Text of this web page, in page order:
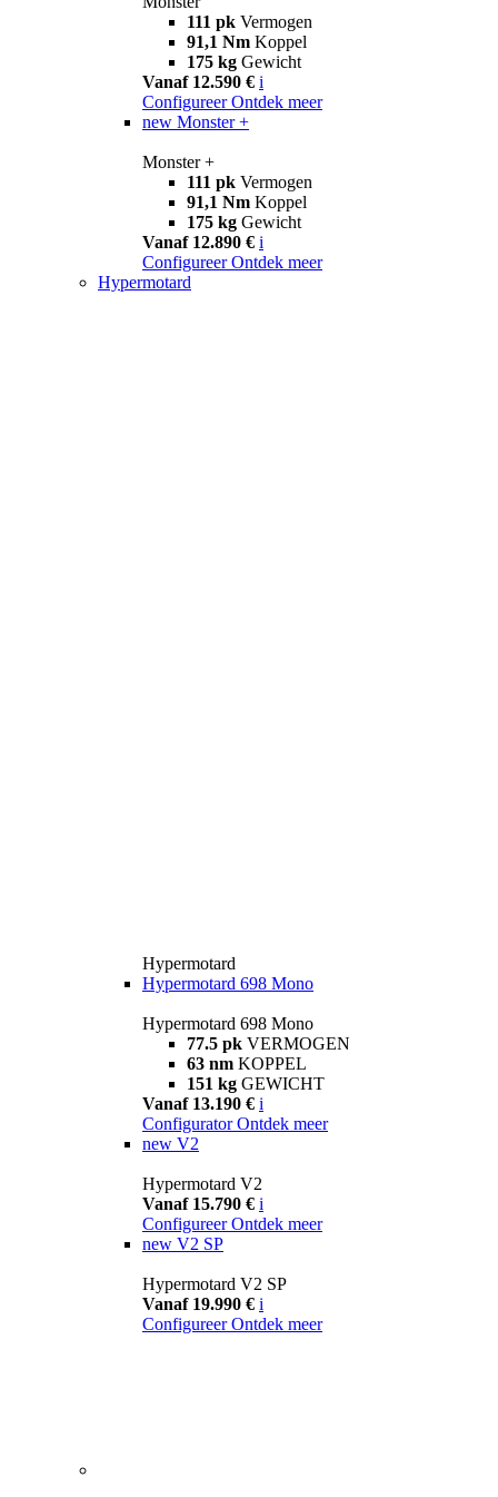
111 pk Vermogen
91,1 Nm Koppel
175 kg Gewicht
Vanaf 12.590 € i
Configureer Ontdek meer
new Monster +
Monster +
111 pk Vermogen
91,1 Nm Koppel
175 kg Gewicht
Vanaf 12.890 € i
Configureer Ontdek meer
Hypermotard
Hypermotard
Hypermotard 698 Mono
Hypermotard 698 Mono
77.5 pk VERMOGEN
63 nm KOPPEL
151 kg GEWICHT
Vanaf 13.190 € i
Configurator Ontdek meer
new V2
Hypermotard V2
Vanaf 15.790 € i
Configureer Ontdek meer
new V2 SP
Hypermotard V2 SP
Vanaf 19.990 € i
Configureer Ontdek meer